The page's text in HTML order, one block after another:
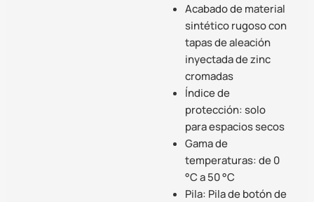
Acabado de material
sintético rugoso con
tapas de aleación
inyectada de zinc
cromadas
Índice de
protección: solo
para espacios secos
Gama de
temperaturas: de 0
°C a 50 °C
Pila: Pila de botón de